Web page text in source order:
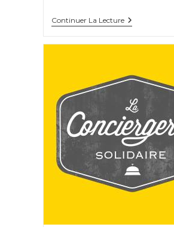
Continuer La LectureWe
Job